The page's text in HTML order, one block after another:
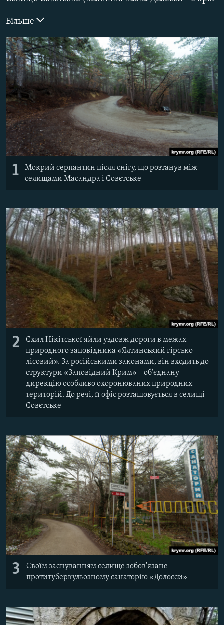
УКРАЇНСЬКА ПРОБЛЕМА КРИМУ
ІНФОГРАФІКА
Русский
Qırımtatar
ДОЛУЧАЙСЯ!
Усі сайти RFE/RL
Більше
1
Мокрий серпантин після снігу, що розтанув між
селищами Масандра і Совєтське
2
Схил Нікітської яйли уздовж дороги в межах
природного заповідника «Ялтинський гірсько-
лісовий». За російськими законами, він входить до
структури «Заповідний Крим» – об'єднану
дирекцію особливо охоронюваних природних
територій. До речі, її офіс розташовується в селищі
Совєтське
3
Своїм заснуванням селище зобов'язане
протитуберкульозному санаторію «Долосси»